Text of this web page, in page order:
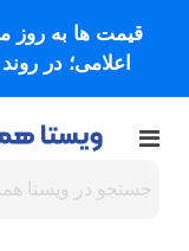
قیمت ها به روز
اعلامی؛ در